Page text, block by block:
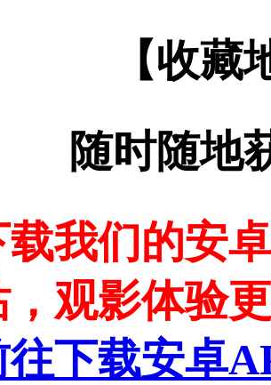
【收
随时随地
我们的安
，观影体验
往下载安卓